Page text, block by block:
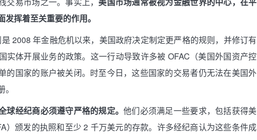
挥着至关重要的作用。
2008 年金融危机以来，美国政府决定制定更严格的规则，并修订有
实体开展业务的政策。这一行动导致许多被 OFAC（美国外国资产控
的国家的账户被关闭。时至今日，这些国家的交易者仍无法在美国外
球经纪商必须遵守严格的规定。他们必须满足一些要求，包括获得美
）颁发的执照和至少 2 千万美元的存款。许多经纪商认为这些条件成